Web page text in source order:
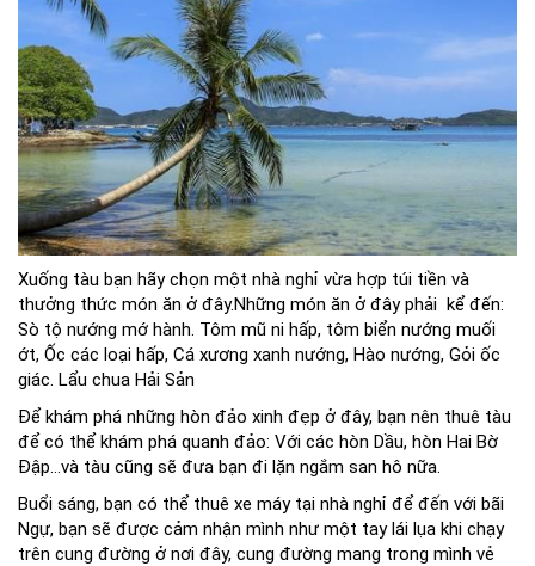
Xuống tàu bạn hãy chọn một nhà nghỉ vừa hợp túi tiền và
thưởng thức món ăn ở đây.Những món ăn ở đây phải kể đến:
Sò tộ nướng mớ hành. Tôm mũ ni hấp, tôm biển nướng muối
ớt, Ốc các loại hấp, Cá xương xanh nướng, Hào nướng, Gỏi ốc
giác. Lẩu chua Hải Sản
Để khám phá những hòn đảo xinh đẹp ở đây, bạn nên thuê tàu
để có thể khám phá quanh đảo: Với các hòn Dầu, hòn Hai Bờ
Đập…và tàu cũng sẽ đưa bạn đi lặn ngắm san hô nữa.
Buổi sáng, bạn có thể thuê xe máy tại nhà nghỉ để đến với bãi
Ngự, bạn sẽ được cảm nhận mình như một tay lái lụa khi chạy
trên cung đường ở nơi đây, cung đường mang trong mình vẻ